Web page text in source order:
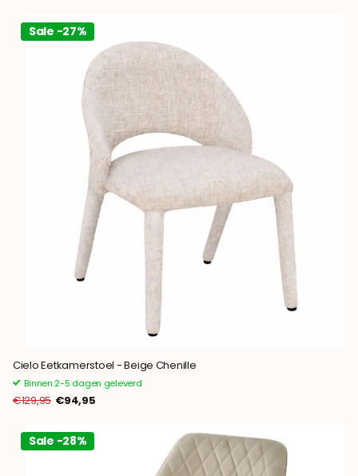
Sale -27%
Cielo Eetkamerstoel - Beige Chenille
Binnen 2-5 dagen geleverd
€129,95 €94,95
Sale -28%